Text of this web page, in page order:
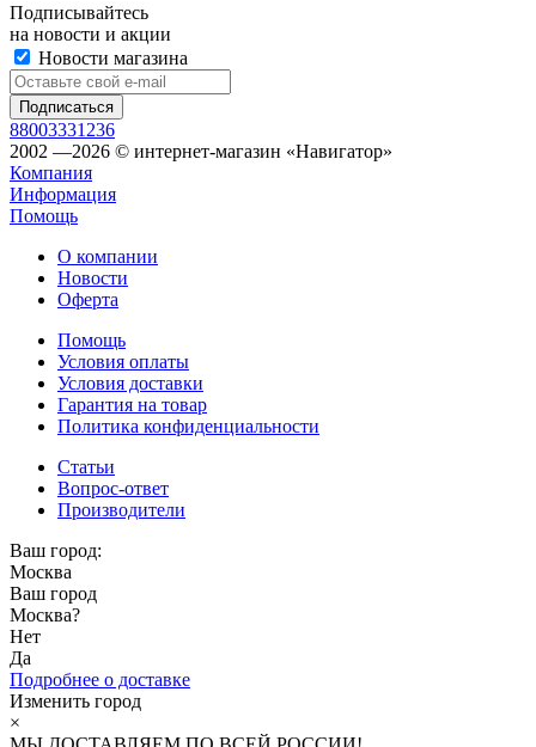
Подписывайтесь
на новости и акции
Новости магазина
88003331236
2002 —2026 © интернет-магазин «Навигатор»
Компания
Информация
Помощь
О компании
Новости
Оферта
Помощь
Условия оплаты
Условия доставки
Гарантия на товар
Политика конфиденциальности
Статьи
Вопрос-ответ
Производители
Ваш город:
Москва
Ваш город
Москва?
Нет
Да
Подробнее о доставке
Изменить город
×